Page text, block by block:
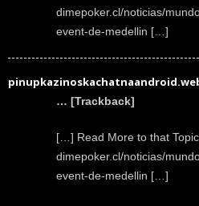
dimepoker.cl/noticias/
event-de-medellin […]
… [Trackback]
[…] Read More to that
dimepoker.cl/noticias/
event-de-medellin […]